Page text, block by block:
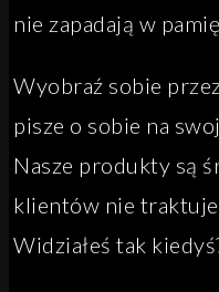
nie zapadają w
Wyobraź sobie
pisze o sobie na
Nasze produkty są
klientów nie
Widziałeś tak